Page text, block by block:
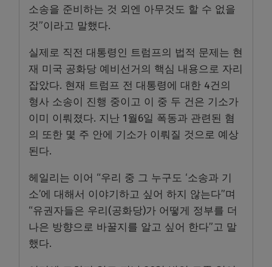
소송을 준비하는 것 외엔 아무것도 할 수 없을
것”이라고 말했다.
실제로 직전 대통령인 트럼프의 법적 문제는 현
재 미국 공화당 예비선거의 핵심 내용으로 자리
잡았다. 현재 트럼프 전 대통령에 대한 4건의
형사 소송이 진행 중이고 이 중 두 건은 기소가
이미 이뤄졌다. 지난 1월6일 폭동과 관련된 혐
의 또한 몇 주 안에 기소가 이뤄질 것으로 예상
된다.
헤일리는 이어 “우리 중 그 누구도 ‘소송과 기
소’에 대해서 이야기하고 싶어 하지 않는다”며
“유권자들은 우리(공화당)가 어떻게 정부를 더
나은 방향으로 바꿀지를 알고 싶어 한다”고 말
했다.